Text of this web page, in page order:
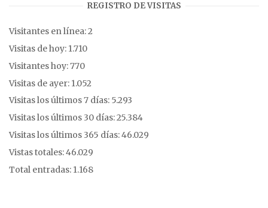
REGISTRO DE VISITAS
Visitantes en línea:2
Visitas de hoy: 1.710
Visitantes hoy:770
Visitas de ayer: 1.052
Visitas los últimos 7 días: 5.293
Visitas los últimos 30 días:25.384
Visitas los últimos 365 días:46.029
Vistas totales:46.029
Total entradas: 1.168